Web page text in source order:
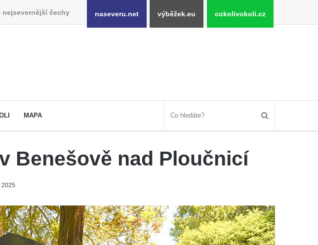
nejsevernější čechy naseveru.net výběžek.eu cokolivokoli.cz
MAPA
Benešově nad Ploučnicí
2025